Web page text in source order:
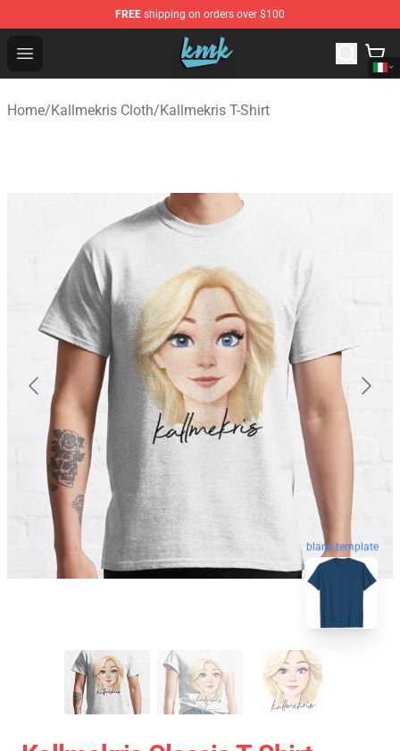
FREE shipping on orders over $100
Open menu
KallMeKris Store - Official KallMeKris Merchandise Shop
Home/Kallmekris Cloth/Kallmekris T-Shirt
blank template